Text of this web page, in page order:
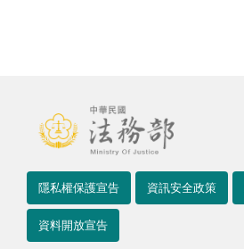
隱私權保護宣告 資訊安全政策
資料開放宣告